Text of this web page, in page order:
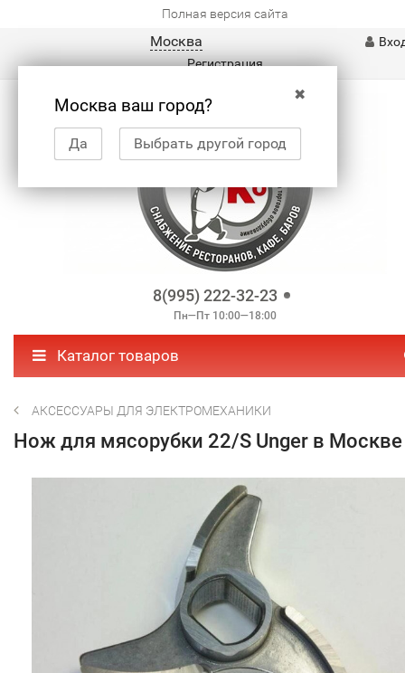
Полная версия сайта
Москва
✖
Москва ваш город?
Да Выбрать другой город
Регистрация
8(995) 222-32-23
Пн—Пт 10:00—18:00
Каталог товаров
АКСЕССУАРЫ ДЛЯ ЭЛЕКТРОМЕХАНИКИ
Нож для мясорубки 22/S Unger в Москве